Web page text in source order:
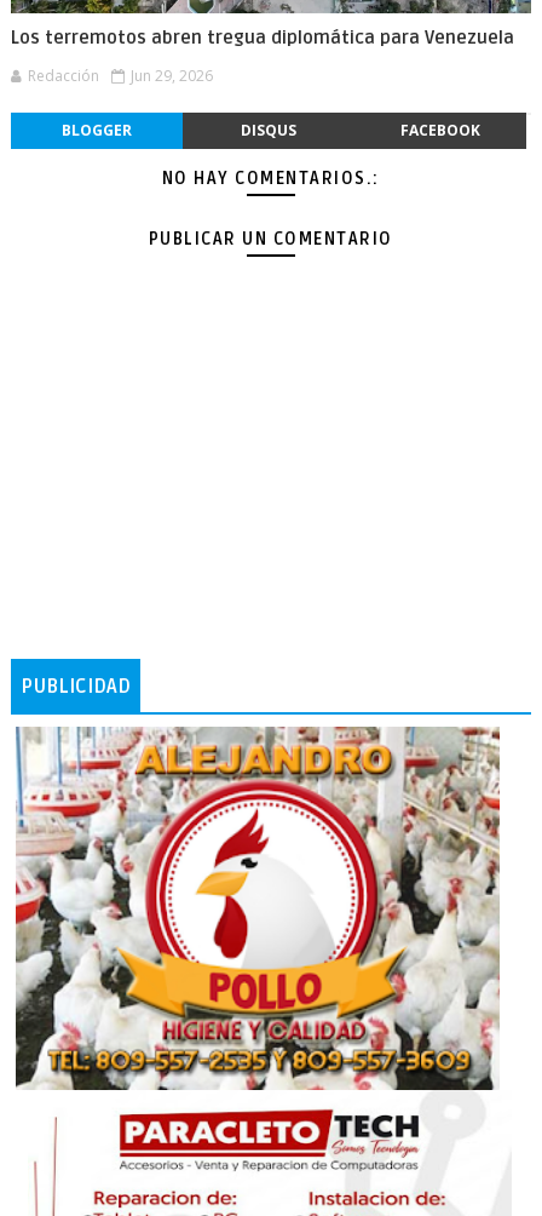
Los terremotos abren tregua diplomática para Venezuela
Redacción Jun 29, 2026
BLOGGER DISQUS FACEBOOK
NO HAY COMENTARIOS.:
PUBLICAR UN COMENTARIO
PUBLICIDAD